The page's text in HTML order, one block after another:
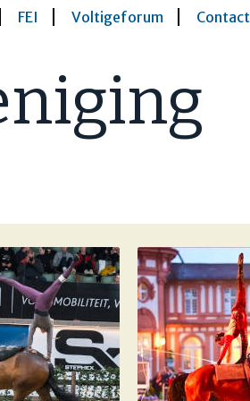
FEI Voltigeforum Contact